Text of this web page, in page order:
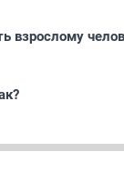
взрослому